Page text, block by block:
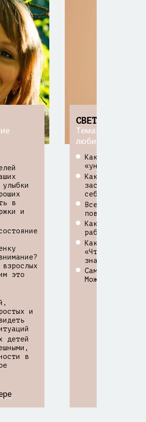
в
и
это
и
детей
в
СВЕТЛАНА
Тема: "Я
любим"
Как
«унылыша»?
Как
заставить его
себя
Всегда ли
повышенной
Как найти
работой и
Как покончить
«Что хочу -
знаю - не
Самоценность
Можно ли